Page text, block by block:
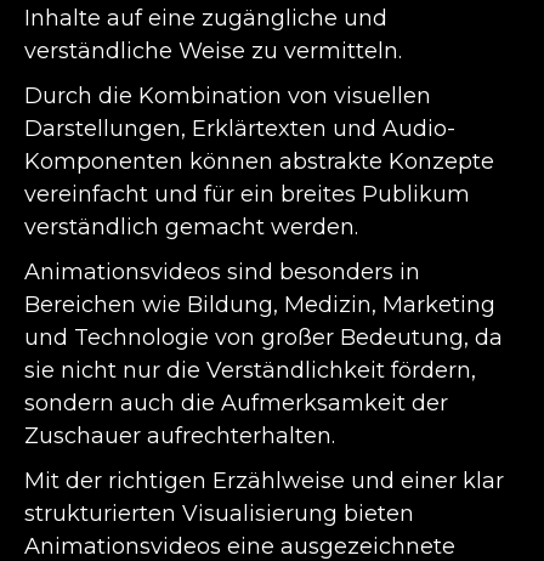
Inhalte auf eine zugängliche und
verständliche Weise zu vermitteln.
Durch die Kombination von visuellen
Darstellungen, Erklärtexten und Audio-
Komponenten können abstrakte Konzepte
vereinfacht und für ein breites Publikum
verständlich gemacht werden.
Animationsvideos sind besonders in
Bereichen wie Bildung, Medizin, Marketing
und Technologie von großer Bedeutung, da
sie nicht nur die Verständlichkeit fördern,
sondern auch die Aufmerksamkeit der
Zuschauer aufrechterhalten.
Mit der richtigen Erzählweise und einer klar
strukturierten Visualisierung bieten
Animationsvideos eine ausgezeichnete